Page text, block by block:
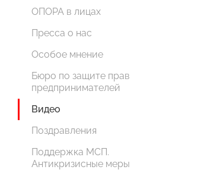
ОПОРА в лицах
Пресса о нас
Особое мнение
Бюро по защите прав
предпринимателей
Видео
Поздравления
Поддержка МСП.
Антикризисные меры